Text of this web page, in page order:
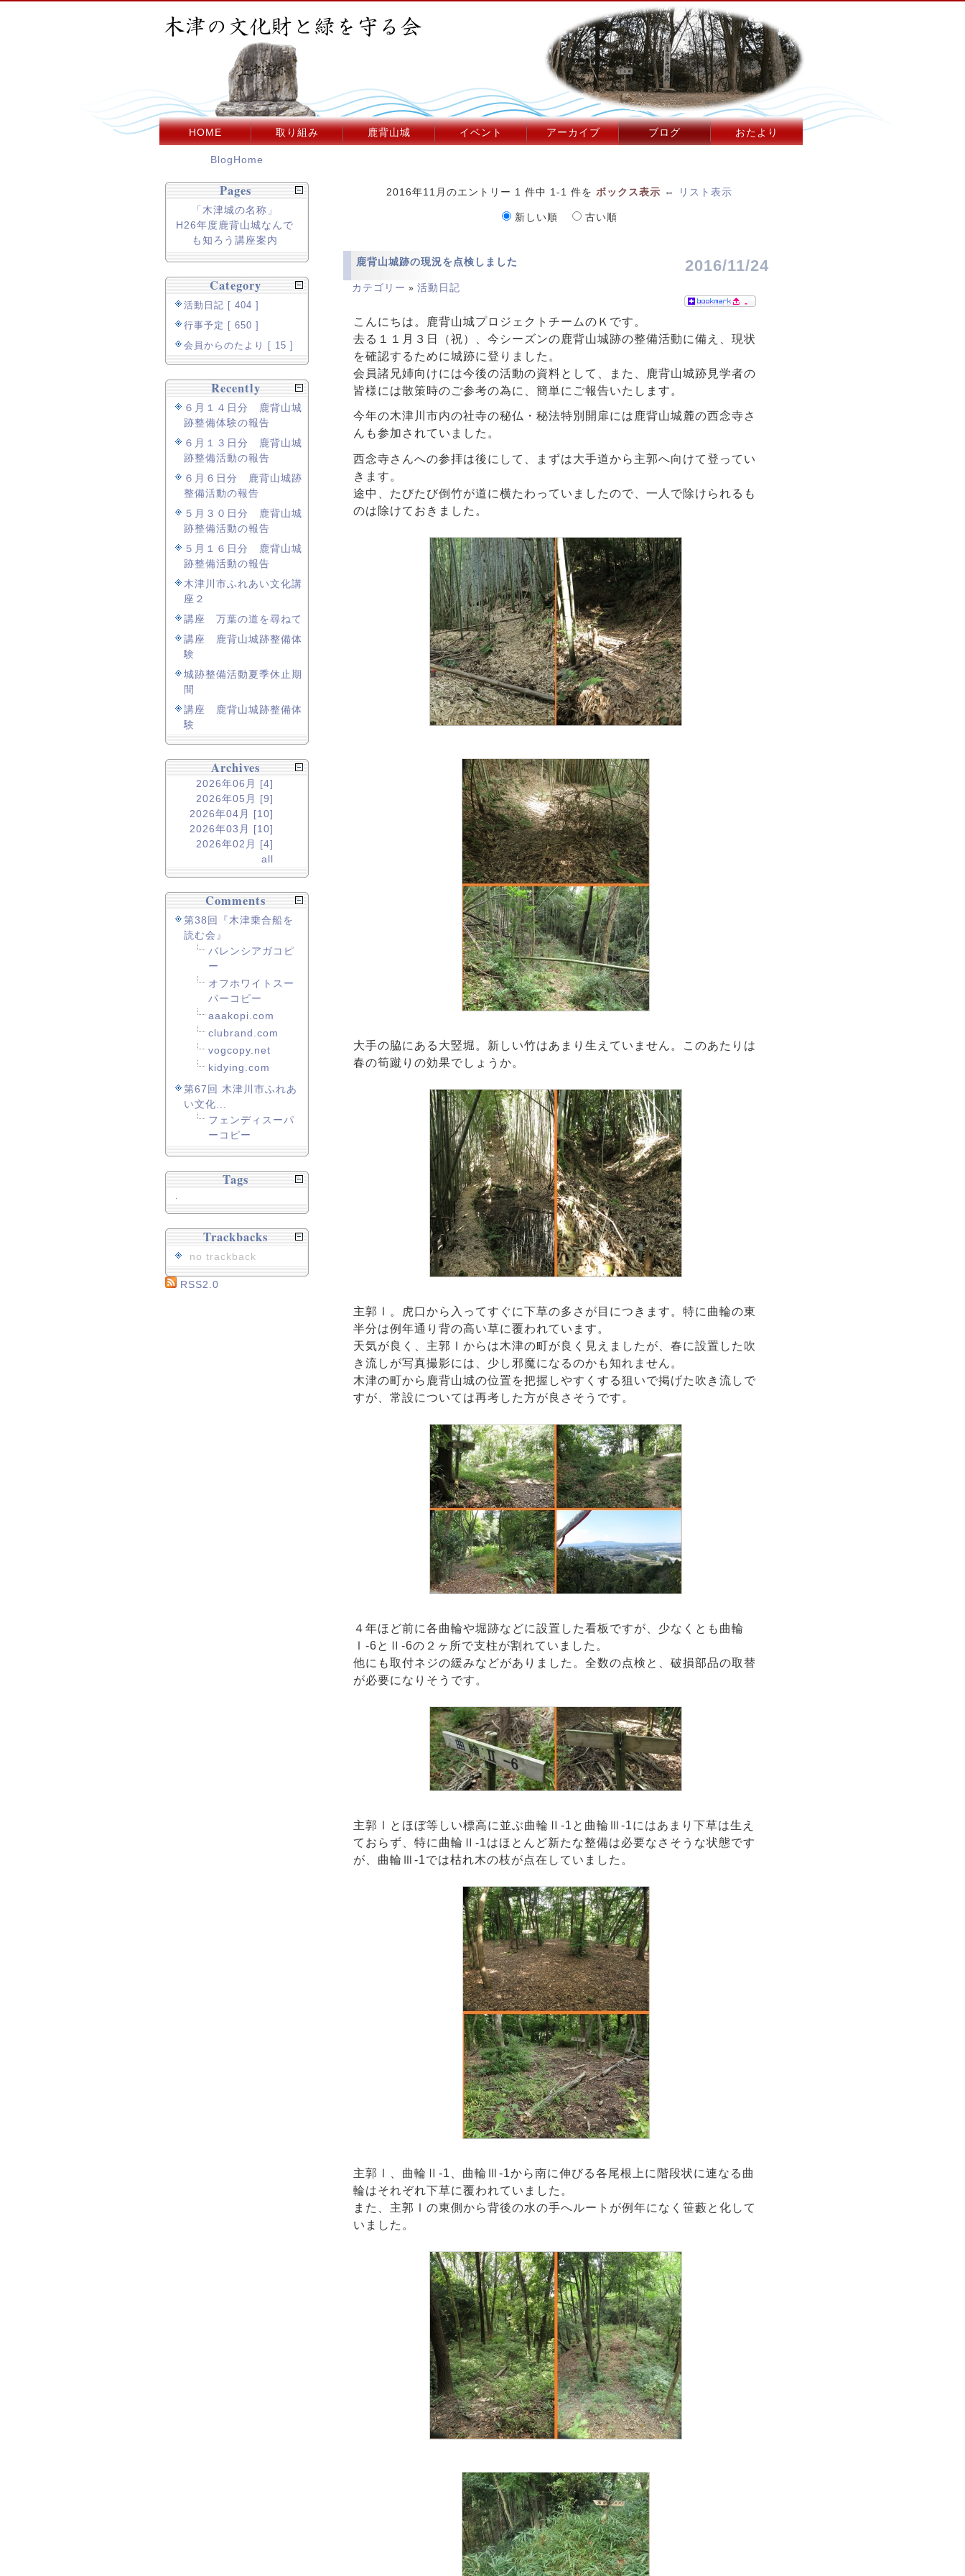
HOME 取り組み 鹿背山城 イベント アーカイブ ブログ おたより
2016年11月のエントリー 1 件中 1-1 件を ボックス表示 ⇔ リスト表示
新しい順 古い順
鹿背山城跡の現況を点検しました 2016/11/24
カテゴリー » 活動日記
-
こんにちは。鹿背山城プロジェクトチームのＫです。
去る１１月３日（祝）、今シーズンの鹿背山城跡の整備活動に備え、現状
を確認するために城跡に登りました。
会員諸兄姉向けには今後の活動の資料として、また、鹿背山城跡見学者の
皆様には散策時のご参考の為に、簡単にご報告いたします。
今年の木津川市内の社寺の秘仏・秘法特別開扉には鹿背山城麓の西念寺さ
んも参加されていました。
西念寺さんへの参拝は後にして、まずは大手道から主郭へ向けて登ってい
きます。
途中、たびたび倒竹が道に横たわっていましたので、一人で除けられるも
のは除けておきました。
大手の脇にある大竪堀。新しい竹はあまり生えていません。このあたりは
春の筍蹴りの効果でしょうか。
主郭Ⅰ。虎口から入ってすぐに下草の多さが目につきます。特に曲輪の東
半分は例年通り背の高い草に覆われています。
天気が良く、主郭Ⅰからは木津の町が良く見えましたが、春に設置した吹
き流しが写真撮影には、少し邪魔になるのかも知れません。
木津の町から鹿背山城の位置を把握しやすくする狙いで掲げた吹き流しで
すが、常設については再考した方が良さそうです。
４年ほど前に各曲輪や堀跡などに設置した看板ですが、少なくとも曲輪
Ⅰ-6とⅡ-6の２ヶ所で支柱が割れていました。
他にも取付ネジの緩みなどがありました。全数の点検と、破損部品の取替
が必要になりそうです。
主郭Ⅰとほぼ等しい標高に並ぶ曲輪Ⅱ-1と曲輪Ⅲ-1にはあまり下草は生え
ておらず、特に曲輪Ⅱ-1はほとんど新たな整備は必要なさそうな状態です
が、曲輪Ⅲ-1では枯れ木の枝が点在していました。
主郭Ⅰ、曲輪Ⅱ-1、曲輪Ⅲ-1から南に伸びる各尾根上に階段状に連なる曲
輪はそれぞれ下草に覆われていました。
また、主郭Ⅰの東側から背後の水の手へルートが例年になく笹藪と化して
いました。
BlogHome
Pages
「木津城の名称」
H26年度鹿背山城なんで
も知ろう講座案内
Category
活動日記 [ 404 ]
行事予定 [ 650 ]
会員からのたより [ 15 ]
Recently
６月１４日分 鹿背山城
跡整備体験の報告
６月１３日分 鹿背山城
跡整備活動の報告
６月６日分 鹿背山城跡
整備活動の報告
５月３０日分 鹿背山城
跡整備活動の報告
５月１６日分 鹿背山城
跡整備活動の報告
木津川市ふれあい文化講
座２
講座 万葉の道を尋ねて
講座 鹿背山城跡整備体
験
城跡整備活動夏季休止期
間
講座 鹿背山城跡整備体
験
Archives
2026年06月 [4]
2026年05月 [9]
2026年04月 [10]
2026年03月 [10]
2026年02月 [4]
all
Comments
第38回『木津乗合船を
読む会』
バレンシアガコピ
ー
オフホワイトスー
パーコピー
aaakopi.com
clubrand.com
vogcopy.net
kidying.com
第67回 木津川市ふれあ
い文化...
フェンディスーパ
ーコピー
Tags
Trackbacks
no trackback
RSS2.0